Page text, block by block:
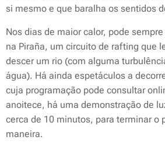
si mesmo e que baralha os sentidos
Nos dias de maior calor, pode
na Piraña, um circuito de rafting que
descer um rio (com alguma
água). Há ainda espetáculos a
cuja programação pode consultar
anoitece, há uma demonstração de
cerca de 10 minutos, para terminar o
maneira.